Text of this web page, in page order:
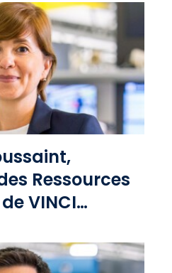
le fichier
standard
Ressources
VINCI